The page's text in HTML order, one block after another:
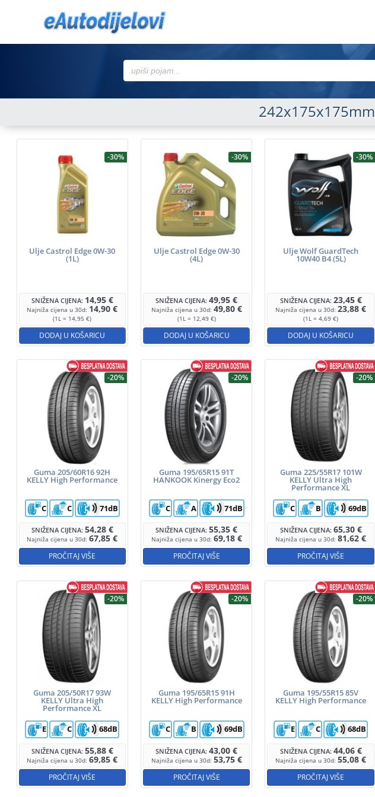
Search
for:
242x175x175mm
-30%
Ulje Castrol Edge 0W-30
(1L)
SNIŽENA CIJENA: 14,95 €
Najniža cijena u 30d: 14,90€
(1L = 14,95 €)
DODAJ U KOŠARICU
-30%
Ulje Castrol Edge 0W-30
(4L)
SNIŽENA CIJENA:49,95€
Najniža cijena u 30d: 49,80 €
(1L = 12,49 €)
DODAJ U KOŠARICU
-30%
Ulje Wolf GuardTech
10W40 B4 (5L)
SNIŽENA CIJENA: 23,45 €
Najniža cijena u 30d:23,88€
(1L = 4,69 €)
DODAJ U KOŠARICU
-20%
Guma 205/60R16 92H
KELLY High Performance
SNIŽENA CIJENA: 54,28 €
Najniža cijena u 30d:67,85€
C C 71dB
PROČITAJ VIŠE
-20%
Guma 195/65R15 91T
HANKOOK Kinergy Eco2
SNIŽENA CIJENA:55,35€
Najniža cijena u 30d: 69,18 €
C A 71dB
PROČITAJ VIŠE
-20%
Guma 225/55R17 101W
KELLY Ultra High
Performance XL
SNIŽENA CIJENA: 65,30 €
Najniža cijena u 30d:81,62€
C B 69dB
PROČITAJ VIŠE
-20%
Guma 205/50R17 93W
KELLY Ultra High
Performance XL
SNIŽENA CIJENA: 55,88 €
Najniža cijena u 30d:69,85€
E C 68dB
PROČITAJ VIŠE
-20%
Guma 195/65R15 91H
KELLY High Performance
SNIŽENA CIJENA:43,00€
Najniža cijena u 30d: 53,75 €
C B 69dB
PROČITAJ VIŠE
-20%
Guma 195/55R15 85V
KELLY High Performance
SNIŽENA CIJENA: 44,06 €
Najniža cijena u 30d:55,08€
E C 68dB
PROČITAJ VIŠE